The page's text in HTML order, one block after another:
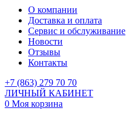
О компании
Доставка и оплата
Сервис и обслуживание
Новости
Отзывы
Контакты
+7 (863) 279 70 70
ЛИЧНЫЙ КАБИНЕТ
0 Моя корзина